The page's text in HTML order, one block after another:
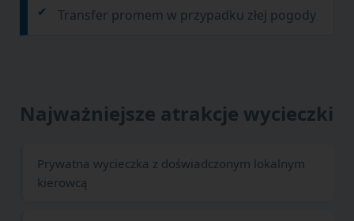
Transfer promem w przypadku złej pogody
Najważniejsze atrakcje wycieczki
Prywatna wycieczka z doświadczonym lokalnym
kierowcą